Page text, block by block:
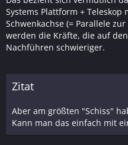
Systems Plattform +
Schwenkachse (= Parallele
werden die Kräfte, die auf
Nachführen schwieriger.
Zitat
Aber am größten "Schiss"
Kann man das einfach mit